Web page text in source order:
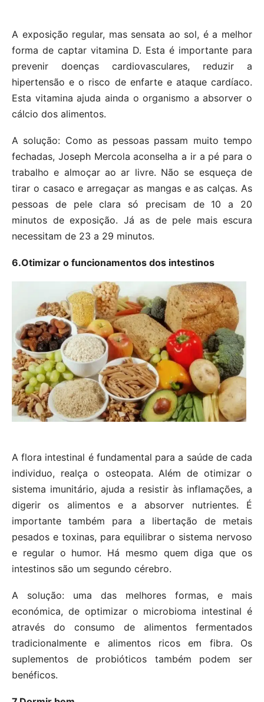
A exposição regular, mas sensata ao sol, é a melhor
forma de captar vitamina D. Esta é importante para
prevenir doenças cardiovasculares, reduzir a
hipertensão e o risco de enfarte e ataque cardíaco.
Esta vitamina ajuda ainda o organismo a absorver o
cálcio dos alimentos.
A solução: Como as pessoas passam muito tempo
fechadas, Joseph Mercola aconselha a ir a pé para o
trabalho e almoçar ao ar livre. Não se esqueça de
tirar o casaco e arregaçar as mangas e as calças. As
pessoas de pele clara só precisam de 10 a 20
minutos de exposição. Já as de pele mais escura
necessitam de 23 a 29 minutos.
6.Otimizar o funcionamentos dos intestinos
A flora intestinal é fundamental para a saúde de cada
individuo, realça o osteopata. Além de otimizar o
sistema imunitário, ajuda a resistir às inflamações, a
digerir os alimentos e a absorver nutrientes. É
importante também para a libertação de metais
pesados e toxinas, para equilibrar o sistema nervoso
e regular o humor. Há mesmo quem diga que os
intestinos são um segundo cérebro.
A solução: uma das melhores formas, e mais
económica, de optimizar o microbioma intestinal é
através do consumo de alimentos fermentados
tradicionalmente e alimentos ricos em fibra. Os
suplementos de probióticos também podem ser
benéficos.